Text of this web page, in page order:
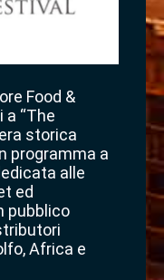
Food &
a “The
storica
programma a
alle
ed
pubblico
Africa e